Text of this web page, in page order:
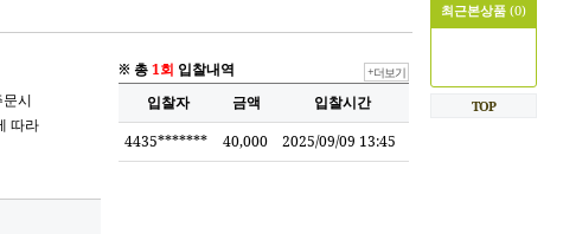
문시
따라
※ 총1회 입찰내역
입찰자
금액
입찰시간
4435*******
40,000 2025/09/09 13:45
+더보기
최근본상품 (0)
TOP